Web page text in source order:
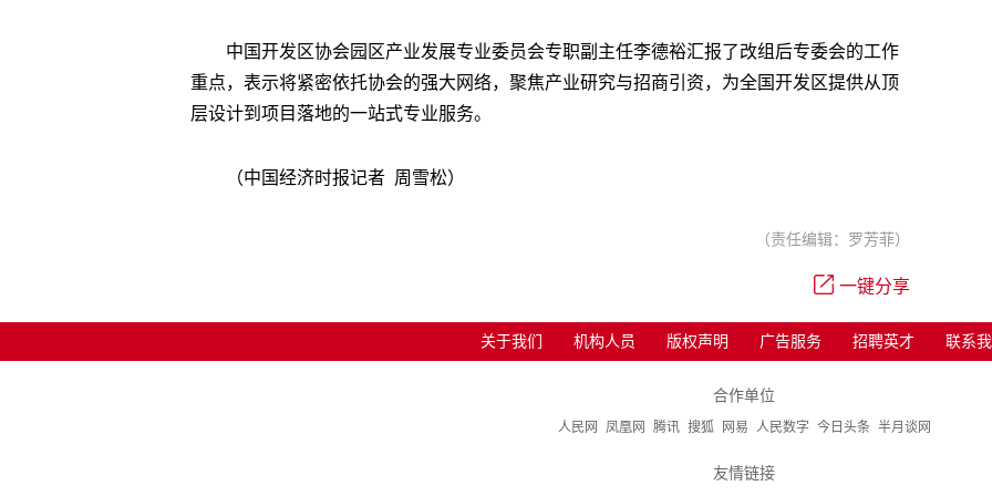
中国开发区协会园区产业发展专业委员会专职副主任李德裕汇报了改组后专委会的工作
重点，表示将紧密依托协会的强大网络，聚焦产业研究与招商引资，为全国开发区提供从顶
层设计到项目落地的一站式专业服务。
（中国经济时报记者 周雪松）
（责任编辑：罗芳菲）
一键分享
关于我们 机构人员 版权声明 广告服务 招聘英才 联系
合作单位
人民网 凤凰网 腾讯 搜狐 网易 人民数字 今日头条 半月谈网
友情链接